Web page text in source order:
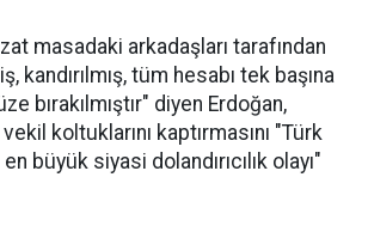
masadaki arkadaşları tarafından
kandırılmış, tüm hesabı tek başına
bırakılmıştır" diyen Erdoğan,
koltuklarını kaptırmasını "Türk
büyük siyasi dolandırıcılık olayı"